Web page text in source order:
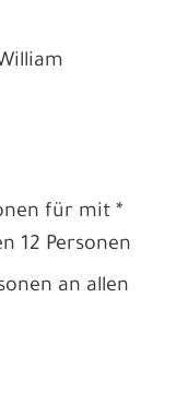
für mit *
12 Personen
an allen